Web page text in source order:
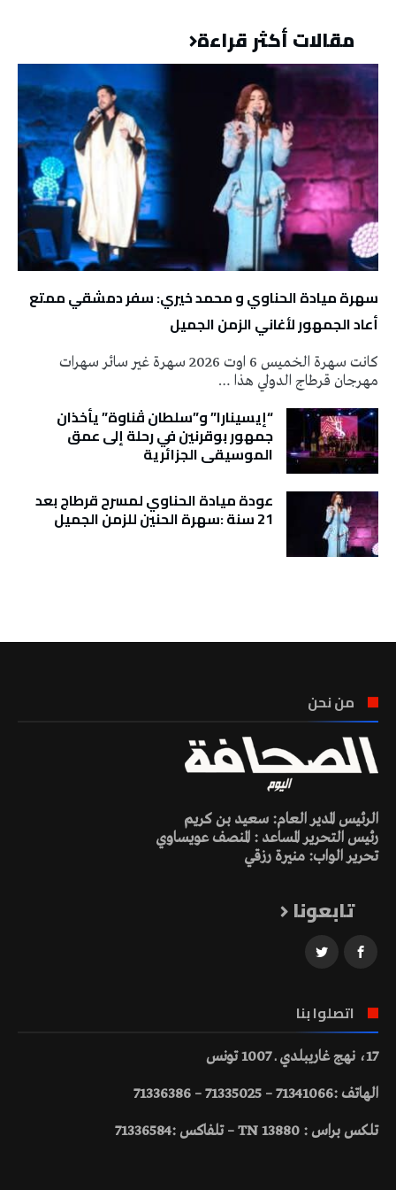
مقالات أكثر قراءة
سهرة ميادة الحناوي و محمد خيري: سفر دمشقي ممتع
أعاد الجمهور لأغاني الزمن الجميل
كانت سهرة الخميس 6 اوت 2026 سهرة غير سائر سهرات
مهرجان قرطاج الدولي هذا …
“إيسينارا” و”سلطان ڤناوة” يأخذان
جمهور بوقرنين في رحلة إلى عمق
الموسيقى الجزائرية
عودة ميادة الحناوي لمسرح قرطاج بعد
21 سنة :سهرة الحنين للزمن الجميل
من نحن
الرئيس المدير العام: سعيد بن كريم
رئيس التحرير المساعد : المنصف عويساوي
تحرير الواب: منيرة رزقي
تابعونا
اتصلوا بنا
17، نهج غاريبلدي ـ 1007 تونس
الهاتف :71341066 – 71335025 – 71336386
تلكس براس : 13880 TN – تلفاكس :71336584